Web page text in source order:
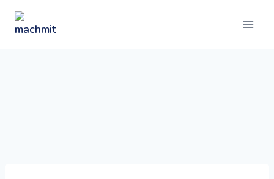
Zum
Inhalt